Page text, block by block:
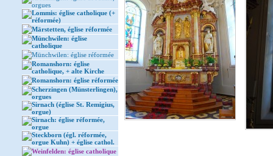
orgues
Lommis: église catholique (+
réformée)
Märstetten, église réformée
Münchwilen: église
catholique
Münchwilen: église réformée
Romanshorn: église
catholique, + alte Kirche
Romanshorn: église réformée
Scherzingen (Münsterlingen),
orgues
Sirnach (église St. Remigius,
orgue)
Sirnach: église réformée,
orgue
Steckborn (égl. réformée,
orgue Kuhn) + église cathol.
Weinfelden: église catholique